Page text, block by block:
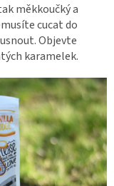
měkkoučký a
cucatdo
Objevte
karamelek.